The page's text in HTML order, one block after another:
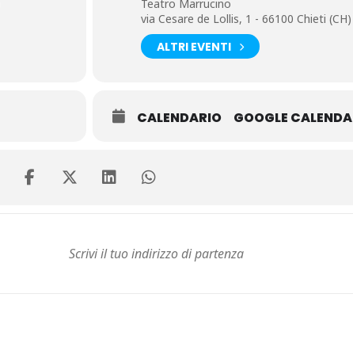
Teatro Marrucino
via Cesare de Lollis, 1 - 66100 Chieti (CH)
ALTRI EVENTI
CALENDARIO GOOGLE